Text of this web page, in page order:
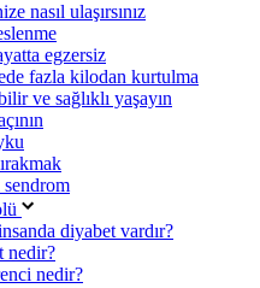
nasıl ulaşırsınız
egzersiz
fazla kilodan kurtulma
ve sağlıklı yaşayın
diyabet vardır?
nedir?
nedir?